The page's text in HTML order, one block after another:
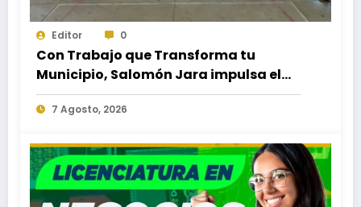
Editor 0
Con Trabajo que Transforma tu
Municipio, Salomón Jara impulsa el
desarrollo de Santiago Minas
7 Agosto, 2026